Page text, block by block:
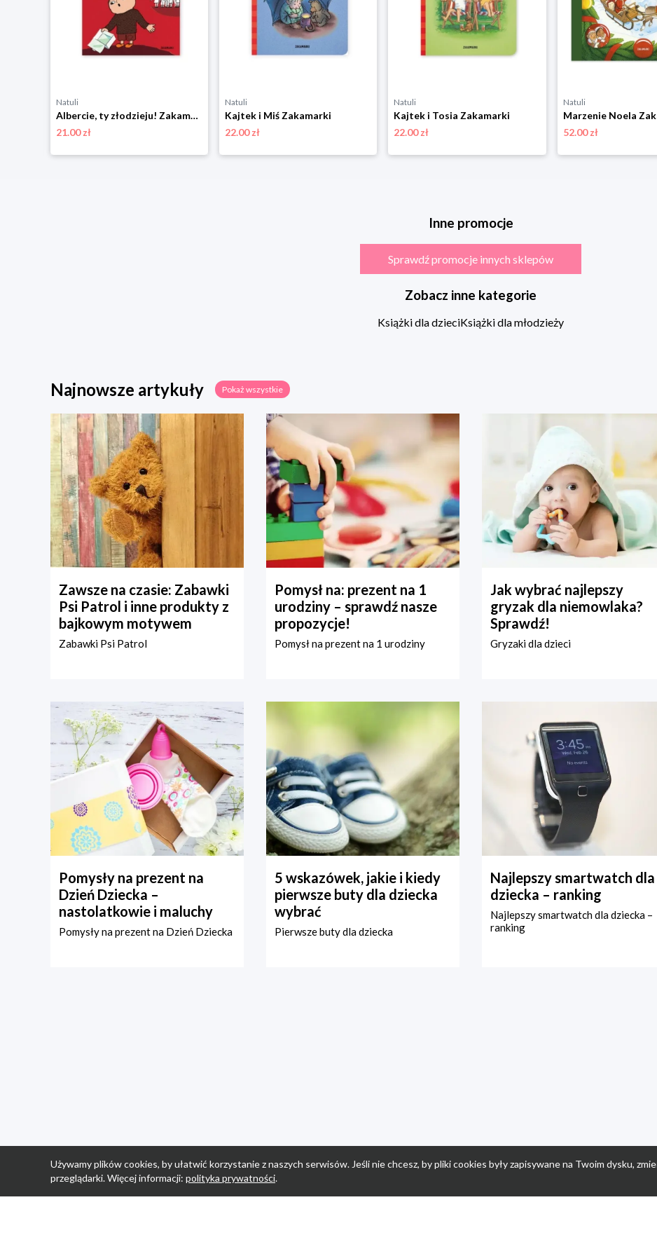
Natuli
Albercie, ty złodzieju! Zakamarki
21.00 zł
Natuli
Kajtek i Miś Zakamarki
22.00 zł
Natuli
Kajtek i Tosia Zakamarki
22.00 zł
Natuli
Marzenie Noela
52.00 zł
Inne promocje
Sprawdź promocje innych sklepów
Zobacz inne kategorie
Książki dla dzieciKsiążki dla młodzieży
Najnowsze artykuły Pokaż wszystkie
Zawsze na czasie: Zabawki
Psi Patrol i inne produkty z
bajkowym motywem
Zabawki Psi Patrol
Pomysł na: prezent na 1
urodziny – sprawdź nasze
propozycje!
Pomysł na prezent na 1 urodziny
Jak wybrać najlepszy
gryzak dla niemowlaka?
Sprawdź!
Gryzaki dla dzieci
Pomysły na prezent na
Dzień Dziecka –
nastolatkowie i maluchy
Pomysły na prezent na Dzień Dziecka
5 wskazówek, jakie i kiedy
pierwsze buty dla dziecka
wybrać
Pierwsze buty dla dziecka
Najlepszy smartwatch dla
dziecka – ranking
Najlepszy smartwatch dla dziecka –
ranking
Używamy plików cookies, by ułatwić korzystanie z naszych serwisów. Jeśli nie chcesz, by pliki cookies były zapisywane na Twoim dysku,
przeglądarki. Więcej informacji: polityka prywatności.